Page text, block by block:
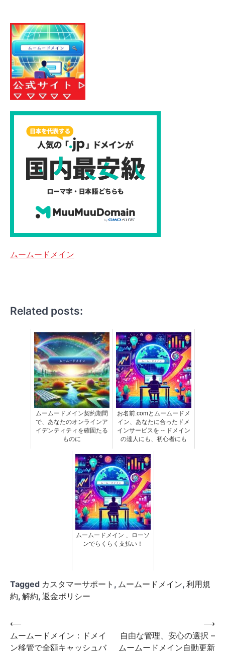
ムームードメイン
Related posts:
ムームードメイン契約期間
で、あなたのオンラインア
イデンティティを確固たる
ものに
お名前.comとムームードメ
イン、あなたに合ったドメ
インサービスを -- ドメイン
の達人にも、初心者にも
ムームードメイン 、ローソ
ンでらくらく支払い！
Tagged カスタマーサポート , ムームードメイン, 利用規
約, 解約, 返金ポリシー
投
稿
⟵
ムームードメイン：ドメイ
ン移管で全額キャッシュバ
自由な管理、安心の選択 –
ムームードメイン自動更新
⟶